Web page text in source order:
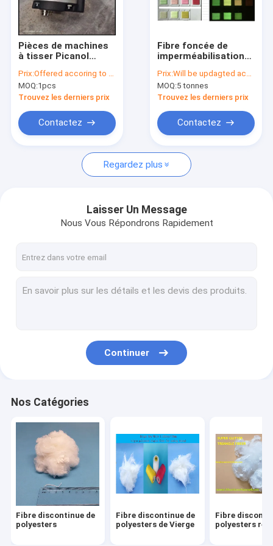
Visite d'usine
Contrôle de qualité
Nouvelles
Cas
Fibre discontinue de polyesters
Fibre discontinue de polyesters réutilisée
Pièces de rechange de métier à tisser de Sulzer
Polyester ignifuge
Enduisez le polyester teint
Fibre synthétique de polyester
Pièces de métier à tisser d'Airjet
Pièces de rechange de rotation d'extrémité ouverte
Pièces de machines
à tisser Picanol
BE312408 BE313731
Prix:Offered accoring to the Qty ,Exchange Rate
MOQ:1pcs
Trouvez les derniers prix
Contactez
Fibre foncée de
imperméabilisation
polyester de
Luminuous
Prix:Will be updagted according to quotation material cost and USD rate
MOQ:5 tonnes
Trouvez les derniers prix
Contactez
Regardez plus
Laisser Un Message
Nous Vous Répondrons Rapidement
Continuer
Nos Catégories
Fibre discontinue de
polyesters
Fibre discontinue de
polyesters de Vierge
Fibre
polyesters